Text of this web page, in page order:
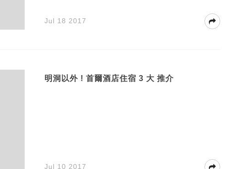
Jul 18 2017
明洞以外 ! 首爾酒店住宿 3 大 推介
Jul 10 2017